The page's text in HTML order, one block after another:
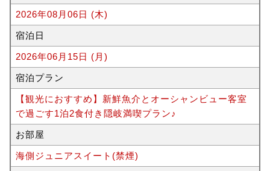
2026年08月06日 (木)
宿泊日
2026年06月15日 (月)
宿泊プラン
【観光におすすめ】新鮮魚介とオーシャンビュー客室
で過ごす1泊2食付き隠岐満喫プラン♪
お部屋
海側ジュニアスイート(禁煙)